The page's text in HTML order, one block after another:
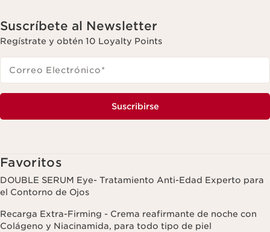
Suscríbete al Newsletter
Regístrate y obtén 10 Loyalty Points
Correo Electrónico*
Suscribirse
Favoritos
DOUBLE SERUM Eye- Tratamiento Anti-Edad Experto para
el Contorno de Ojos
Recarga Extra-Firming - Crema reafirmante de noche con
Colágeno y Niacinamida, para todo tipo de piel